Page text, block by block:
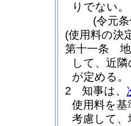
りでない。
(令元
(使用料の決
第十一条
して、近
が定める。
2
知事は、
使用料を
考慮して